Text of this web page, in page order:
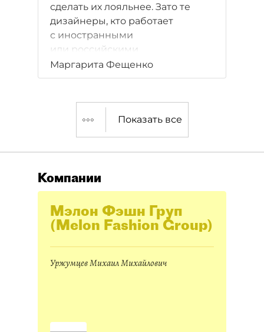
сделать их лояльнее. Зато те
дизайнеры, кто работает
с иностранными
или российскими
поставщиками по схеме b2b,
сетуют: хочешь сделать
Маргарита Фещенко
Показать все
Компании
Мэлон Фэшн Груп
(Melon Fashion Group)
Уржумцев Михаил Михайлович